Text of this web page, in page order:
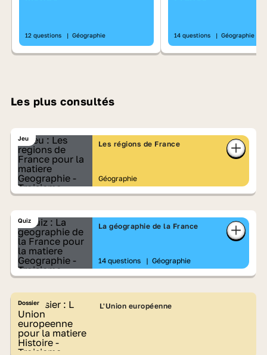
12 questions | Géographie 14 questions | Géographie
Les plus consultés
Jeu
Les régions de France
Géographie
Quiz
La géographie de la France
14 questions | Géographie
Dossier L'Union européenne